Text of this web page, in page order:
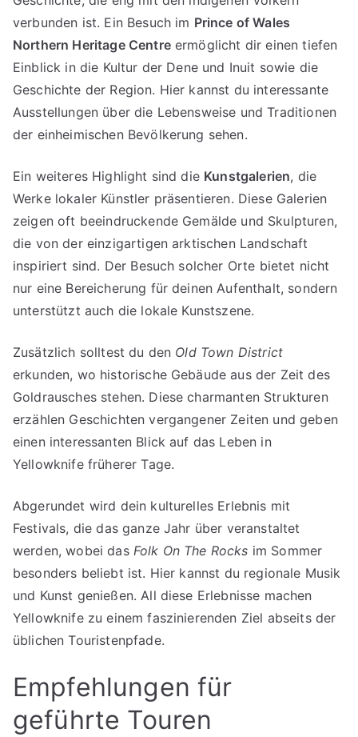
verbunden ist. Ein Besuch im Prince of Wales
Northern Heritage Centreermöglicht dir einen tiefen
Einblick in die Kultur der Dene und Inuit sowie die
Geschichte der Region. Hier kannst du interessante
Ausstellungen über die Lebensweise und Traditionen
der einheimischen Bevölkerung sehen.
Ein weiteres Highlight sind die Kunstgalerien, die
Werke lokaler Künstler präsentieren. Diese Galerien
zeigen oft beeindruckende Gemälde und Skulpturen,
die von der einzigartigen arktischen Landschaft
inspiriert sind. Der Besuch solcher Orte bietet nicht
nur eine Bereicherung für deinen Aufenthalt, sondern
unterstützt auch die lokale Kunstszene.
Zusätzlich solltest du den Old Town District
erkunden, wo historische Gebäude aus der Zeit des
Goldrausches stehen. Diese charmanten Strukturen
erzählen Geschichten vergangener Zeiten und geben
einen interessanten Blick auf das Leben in
Yellowknife früherer Tage.
Abgerundet wird dein kulturelles Erlebnis mit
Festivals, die das ganze Jahr über veranstaltet
werden, wobei das Folk On The Rocks im Sommer
besonders beliebt ist. Hier kannst du regionale Musik
und Kunst genießen. All diese Erlebnisse machen
Yellowknife zu einem faszinierenden Ziel abseits der
üblichen Touristenpfade.
Empfehlungen für
geführte Touren